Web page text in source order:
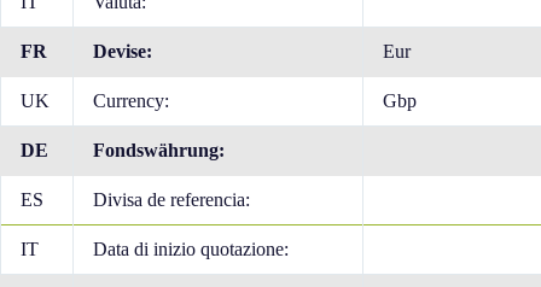
FR Devise: Eur
UK Currency: Gbp
DE Fondswährung:
ES Divisa de referencia:
IT Data di inizio quotazione: